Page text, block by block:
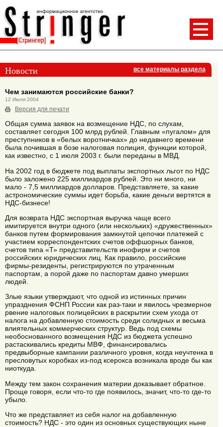
Новости все материалы раздела
Чем занимаются российские банки?
12 Июля 2004
Версия для печати
Общая сумма заявок на возмещение НДС, по слухам,
составляет сегодня 100 млрд рублей. Главным «пугалом» для
преступников в «белых воротничках» до недавнего времени
была почившая в бозе налоговая полиция, функции которой,
как известно, с 1 июля 2003 г. были переданы в МВД.
На 2002 год в бюджете под выплаты экспортных льгот по НДС
было заложено 225 миллиардов рублей. Это ни много, ни
мало - 7,5 миллиардов долларов. Представляете, за какие
астрономические суммы идет борьба, какие деньги вертятся в
НДС-бизнесе!
Для возврата НДС экспортная выручка чаще всего
имитируется внутри одного (или нескольких) «дружественных»
банков путем формирования замкнутой цепочки платежей с
участием корреспондентских счетов оффшорных банков,
счетов типа «Т» представительств инофирм и счетов
российских юридических лиц. Как правило, российские
фирмы-резиденты, регистрируются по утраченным
паспортам, а порой даже по паспортам давно умерших
людей.
Злые языки утверждают, что одной из истинных причин
упразднения ФСНП России как раз-таки и явилось чрезмерное
рвение налоговых полицейских в раскрытии схем ухода от
налога на добавленную стоимость среди солидных и весьма
влиятельных коммерческих структур. Ведь под схемы
необоснованного возмещения НДС из бюджета успешно
растаскивались кредиты МВФ, финансировались
предвыборные кампании различного уровня, когда неучтенка в
пресловутых коробках из-под ксерокса возникала вроде бы как
ниоткуда.
Между тем закон сохранения материи доказывает обратное.
Проще говоря, если что-то где появилось, значит, что-то где-то
убыло.
Что же представляет из себя налог на добавленную
стоимость? НДС - это один из основных существующих ныне